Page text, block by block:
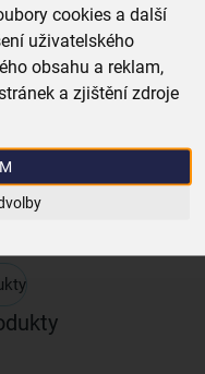
cookies a další
uživatelského
obsahu a reklam,
a zjištění zdroje